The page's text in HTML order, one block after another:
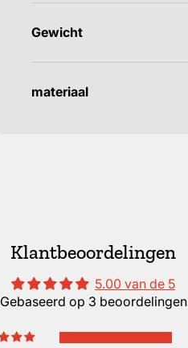
Gewicht
materiaal
Klantbeoordelingen
5.00 van de 5
Gebaseerd op 3 beoordelingen